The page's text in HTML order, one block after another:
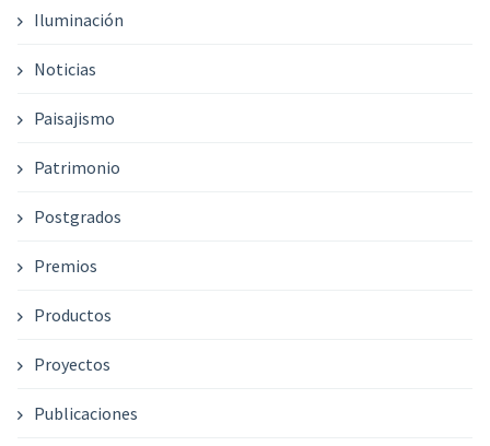
Iluminación
Noticias
Paisajismo
Patrimonio
Postgrados
Premios
Productos
Proyectos
Publicaciones